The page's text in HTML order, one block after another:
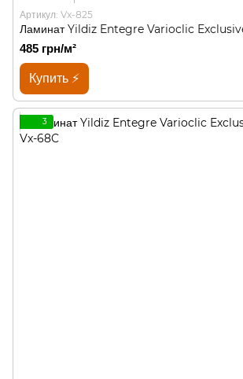
Артикул: Vx-825
Ламинат Yildiz Entegre Varioclic
485 грн/м²
Купить ⚡
3